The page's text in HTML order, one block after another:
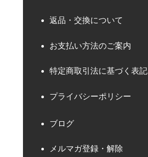
返品・交換について
お支払い方法のご案内
特定商取引法に基づく表記
プライバシーポリシー
ブログ
メルマガ登録・解除